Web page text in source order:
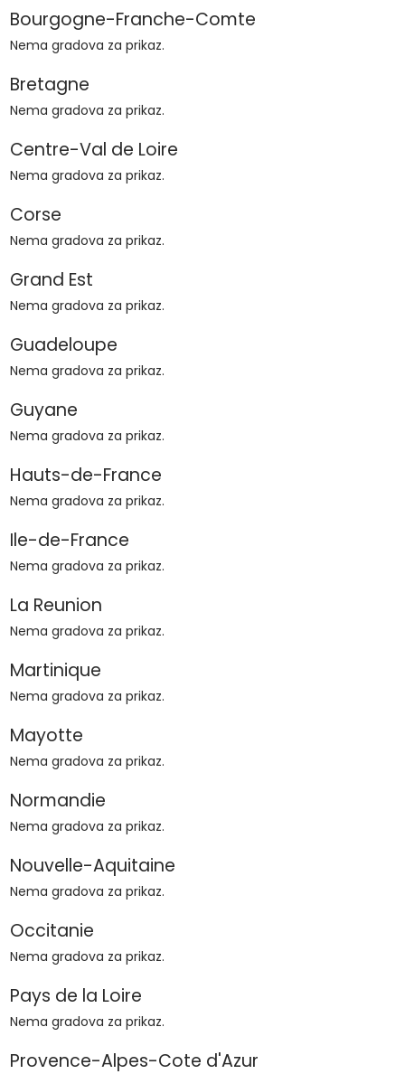
Bourgogne-Franche-Comte
Nema gradova za prikaz.
Bretagne
Nema gradova za prikaz.
Centre-Val de Loire
Nema gradova za prikaz.
Corse
Nema gradova za prikaz.
Grand Est
Nema gradova za prikaz.
Guadeloupe
Nema gradova za prikaz.
Guyane
Nema gradova za prikaz.
Hauts-de-France
Nema gradova za prikaz.
Ile-de-France
Nema gradova za prikaz.
La Reunion
Nema gradova za prikaz.
Martinique
Nema gradova za prikaz.
Mayotte
Nema gradova za prikaz.
Normandie
Nema gradova za prikaz.
Nouvelle-Aquitaine
Nema gradova za prikaz.
Occitanie
Nema gradova za prikaz.
Pays de la Loire
Nema gradova za prikaz.
Provence-Alpes-Cote d'Azur